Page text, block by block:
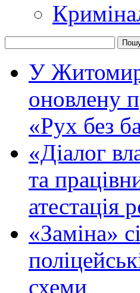
У
оновлену
«Рух без
«Діалог
та
атестація
«Заміна»
схеми